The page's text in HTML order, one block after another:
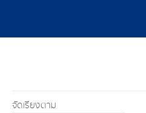
จัดเรียงตาม